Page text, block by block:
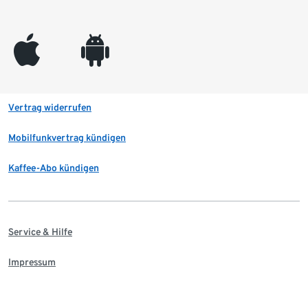
appleinc android
Vertrag widerrufen
Mobilfunkvertrag kündigen
Kaffee-Abo kündigen
Service & Hilfe
Impressum